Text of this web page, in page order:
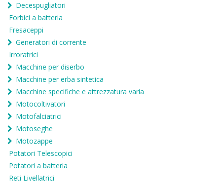
Decespugliatori
Forbici a batteria
Fresaceppi
Generatori di corrente
Irroratrici
Macchine per diserbo
Macchine per erba sintetica
Macchine specifiche e attrezzatura varia
Motocoltivatori
Motofalciatrici
Motoseghe
Motozappe
Potatori Telescopici
Potatori a batteria
Reti Livellatrici